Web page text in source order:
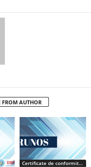
FROM AUTHOR
Certificate de conformitate